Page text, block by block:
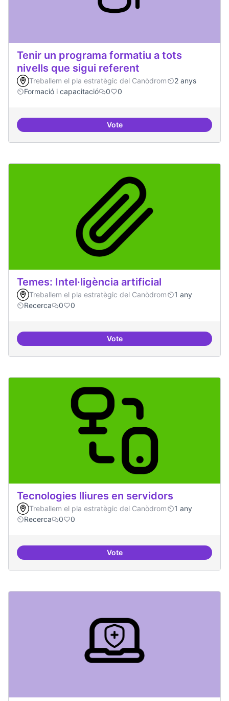
Tenir un programa formatiu a tots
nivells que sigui referent
Treballem el pla estratègic del Canòdrom
2 anys
Formació i capacitació
0 0
VoteTenir un programa formatiu a
Temes: Intel·ligència artificial
Treballem el pla estratègic del Canòdrom
1 any
Recerca
0 0
VoteTemes: Intel·ligència artificial
Tecnologies lliures en servidors
Treballem el pla estratègic del Canòdrom
1 any
Recerca
0 0
VoteTecnologies lliures en servidors